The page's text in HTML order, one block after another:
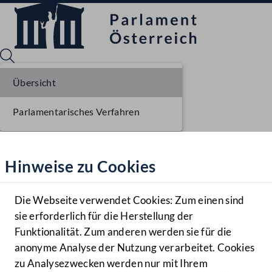
Hilfe
Benutzer
Navigationsmenü öffnen
MENÜ
Hinweise zu Cookies
Die Webseite verwendet Cookies: Zum einen sind
sie erforderlich für die Herstellung der
Funktionalität. Zum anderen werden sie für die
anonyme Analyse der Nutzung verarbeitet. Cookies
zu Analysezwecken werden nur mit Ihrem
Übersicht
Parlamentarisches Verfahren